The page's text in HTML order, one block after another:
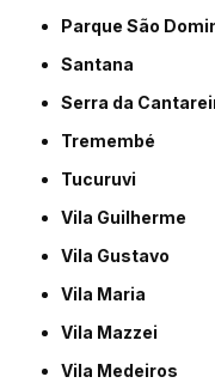
Parque São
Santana
Serra da
Tremembé
Tucuruvi
Vila Guilherme
Vila Gustavo
Vila Maria
Vila Mazzei
Vila Medeiros